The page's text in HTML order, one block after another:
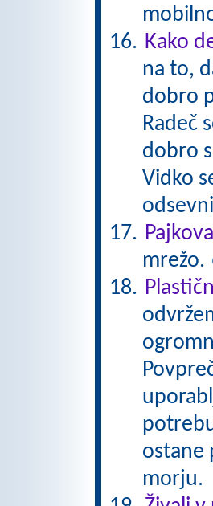
Kako
na to,
dobro
Radeč
dobro
Vidko
mrežo.
ostane
morju.